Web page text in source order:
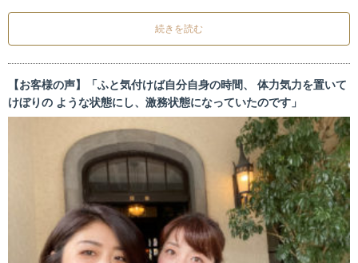
続きを読む
【お客様の声】「ふと気付けば自分自身の時間、 体力気力を置いて
けぼりの ような状態にし、激務状態になっていたのです」